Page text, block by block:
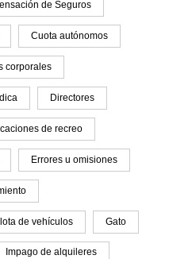
de Seguros
Cuota autónomos
corporales
Directores
de recreo
Errores u omisiones
de vehículos Gato
Impago de alquileres